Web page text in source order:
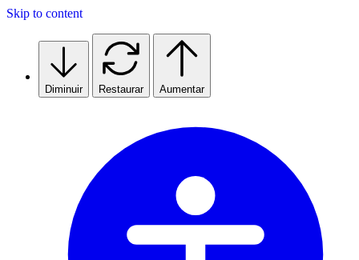
Skip to content
Diminuir Restaurar Aumentar